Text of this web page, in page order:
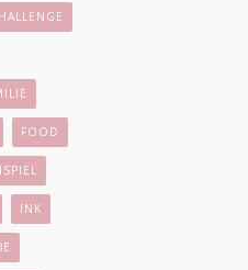
FOOD
INK